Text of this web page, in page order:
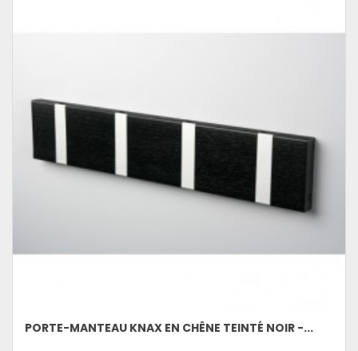
PORTE-MANTEAU KNAX EN CHÊNE TEINTÉ NOIR -...